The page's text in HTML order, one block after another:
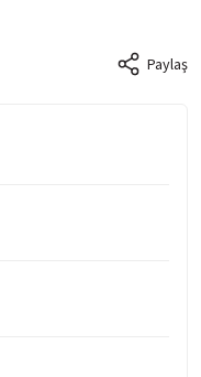
Paylaş